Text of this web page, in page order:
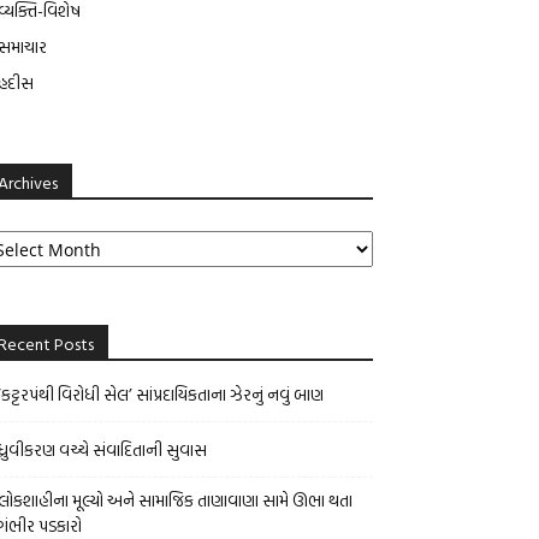
વિશેષ
Posts
વિરોધી સેલ’ સાંપ્રદાયિકતાના ઝેરનું નવું બાણ
વચ્ચે સંવાદિતાની સુવાસ
મૂલ્યો અને સામાજિક તાણાવાણા સામે ઊભા થતા
પડકારો